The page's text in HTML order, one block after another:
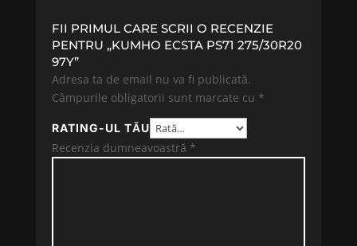
FII PRIMUL CARE SCRII O RECENZIE
PENTRU „KUMHO ECSTA PS71 275/30R20
97Y”
Adresa ta de email nu va fi publicată.
Câmpurile obligatorii sunt marcate cu *
RATING-UL TĂU
Recenzia dumneavoastră *